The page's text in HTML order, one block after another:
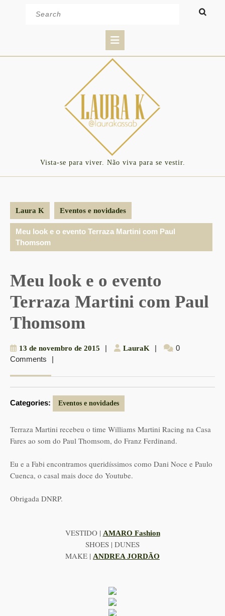
Button
Vista-se para viver. Não viva para se vestir.
Laura K Eventos e novidades
Meu look e o evento Terraza Martini com Paul
Thomsom
Meu look e o evento
Terraza Martini com Paul
Thomsom
13 de novembro de 2015 13| LauraK LauraK
|
0
Comments
|
Categories: Eventos e novidades
Terraza Martini recebeu o time Williams Martini Racing na Casa
Fares ao som do Paul Thomsom, do Franz Ferdinand.
Eu e a Fabi encontramos queridíssimos como Dani Noce e Paulo
Cuenca, o casal mais doce do Youtube.
Obrigada DNRP.
VESTIDO | AMARO Fashion
SHOES | DUNES
MAKE | ANDREA JORDÃO